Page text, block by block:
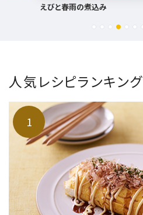
3色ピーマンのトマト煮
人気レシピランキング